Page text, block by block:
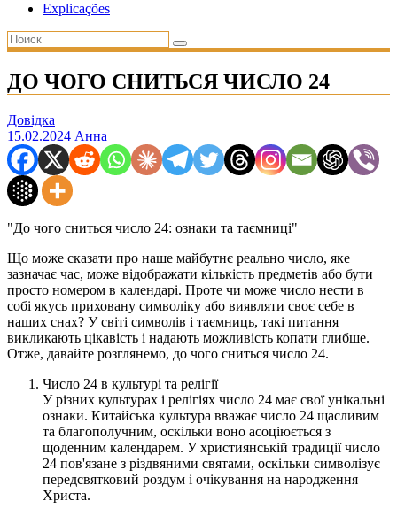
Explicações
ДО ЧОГО СНИТЬСЯ ЧИСЛО 24
Довідка
15.02.2024 Анна
"До чого сниться число 24: ознаки та таємниці"
Що може сказати про наше майбутнє реально число, яке
зазначає час, може відображати кількість предметів або бути
просто номером в календарі. Проте чи може число нести в
собі якусь приховану символіку або виявляти своє себе в
наших снах? У світі символів і таємниць, такі питання
викликають цікавість і надають можливість копати глибше.
Отже, давайте розглянемо, до чого сниться число 24.
Число 24 в культурі та релігії
У різних культурах і релігіях число 24 має свої унікальні
ознаки. Китайська культура вважає число 24 щасливим
та благополучним, оскільки воно асоціюється з
щоденним календарем. У християнській традиції число
24 пов'язане з різдвяними святами, оскільки символізує
передсвятковий роздум і очікування на народження
Христа.